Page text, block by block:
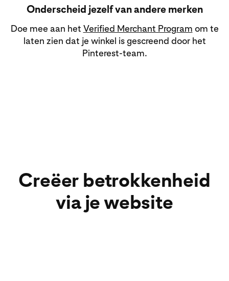
Onderscheid jezelf van andere merken
Doe mee aan het Verified Merchant Program om te
laten zien dat je winkel is gescreend door het
Pinterest-team.
Creëer betrokkenheid
via je website